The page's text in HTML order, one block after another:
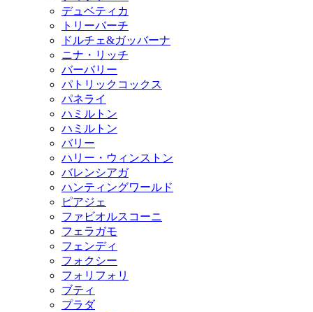
デュベティカ
トリーバーチ
ドルチェ&ガッバーナ
ニナ・リッチ
バーバリー
パトリックコックス
パネライ
ハミルトン
ハミルトン
バリー
ハリー・ウィンストン
バレンシアガ
ハンティングワールド
ピアジェ
ファビオルスコーニ
フェラガモ
フェンディ
フォクシー
フォリフォリ
ブティ
プラダ